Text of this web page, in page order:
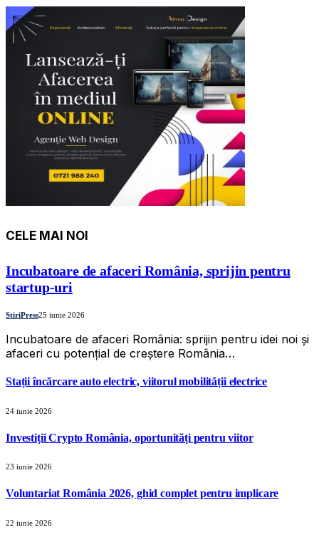
CELE MAI NOI
Incubatoare de afaceri România, sprijin pentru
startup-uri
StiriPress25 iunie 2026
Incubatoare de afaceri România: sprijin pentru idei noi și
afaceri cu potențial de creștere România…
Stații încărcare auto electric, viitorul mobilității electrice
24 iunie 2026
Investiții Crypto România, oportunități pentru viitor
23 iunie 2026
Voluntariat România 2026, ghid complet pentru implicare
22 iunie 2026